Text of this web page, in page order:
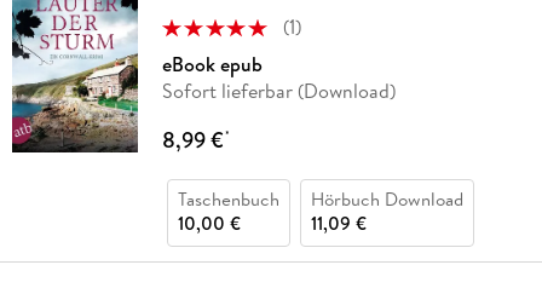
(1)
eBook epub
Sofort lieferbar (Download)
8,99 €*
Taschenbuch
10,00 €
Hörbuch Download
11,09 €